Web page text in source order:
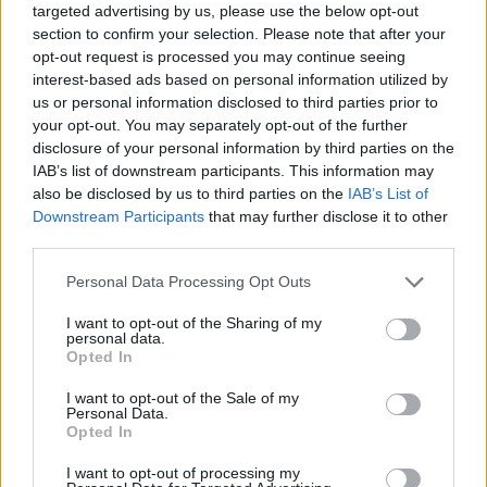
targeted advertising by us, please use the below opt-out
section to confirm your selection. Please note that after your
opt-out request is processed you may continue seeing
interest-based ads based on personal information utilized by
us or personal information disclosed to third parties prior to
your opt-out. You may separately opt-out of the further
disclosure of your personal information by third parties on the
IAB’s list of downstream participants. This information may
also be disclosed by us to third parties on the IAB’s List of
Downstream Participants that may further disclose it to other
Please note that this website/app uses one or more Google
not limited to your visit or usage behaviour. You may click to
grant or deny consent to Google and its third-party tags to
use your data for below specified purposes in below Google
consent section.
Personal Data Processing Opt Outs
I want to opt-out of the Sharing of my
personal data.
Opted In
I want to opt-out of the Sale of my
Personal Data.
Opted In
I want to opt-out of processing my
Sigue leyendo